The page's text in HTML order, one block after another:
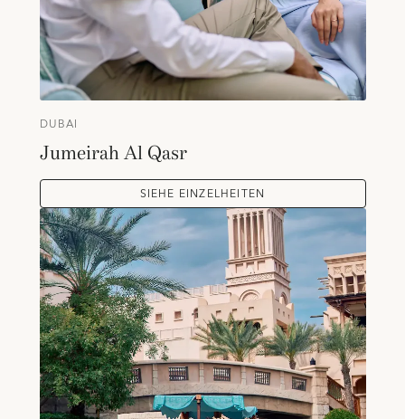
DUBAI
Jumeirah Al Qasr
SIEHE EINZELHEITEN